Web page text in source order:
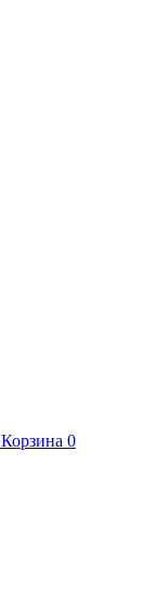
Корзина 0